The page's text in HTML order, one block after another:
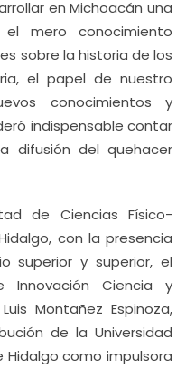
en Michoacán una
mero conocimiento
sobre la historia de los
el papel de nuestro
conocimientos y
indispensable contar
difusión del quehacer
de Ciencias Físico-
con la presencia
superior y superior, el
Ciencia y
Montañez Espinoza,
de la Universidad
Hidalgo como impulsora